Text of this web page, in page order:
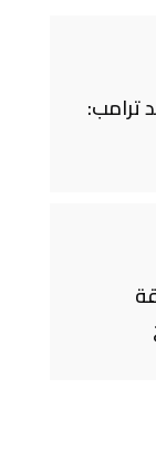
ترامب: